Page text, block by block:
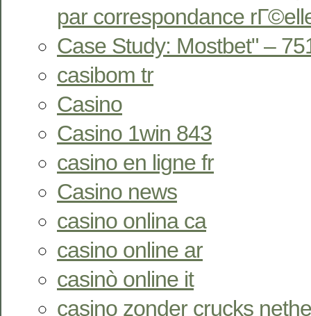
par correspondance
Case Study: Mostbet" –
casibom tr
Casino
Casino 1win 843
casino en ligne fr
Casino news
casino onlina ca
casino online ar
casinò online it
casino zonder crucks